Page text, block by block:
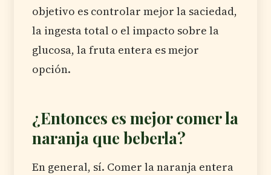
objetivo es controlar mejor la saciedad,
la ingesta total o el impacto sobre la
glucosa, la fruta entera es mejor
opción.
¿Entonces es mejor comer la
naranja que beberla?
En general, sí. Comer la naranja entera